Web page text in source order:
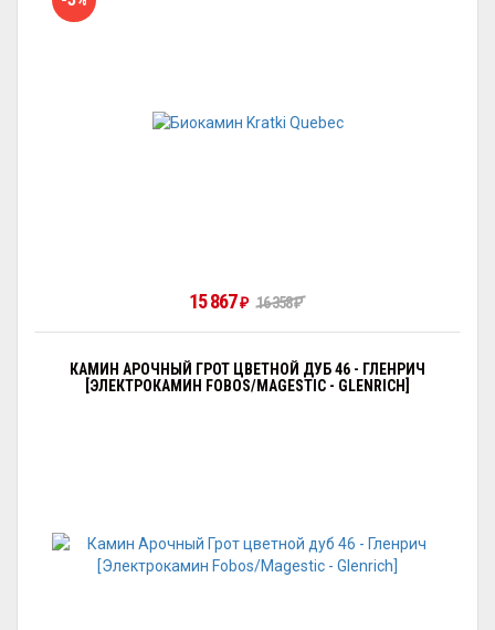
15 867₽ 16 358₽
КАМИН АРОЧНЫЙ ГРОТ ЦВЕТНОЙ ДУБ 46 - ГЛЕНРИЧ
[ЭЛЕКТРОКАМИН FOBOS/MAGESTIC - GLENRICH]